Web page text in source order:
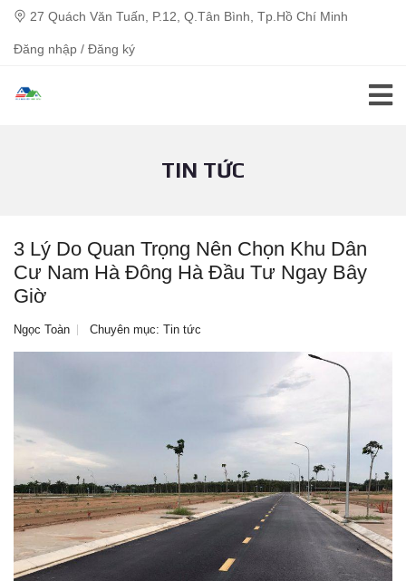
27 Quách Văn Tuấn, P.12, Q.Tân Bình, Tp.Hồ Chí Minh
Đăng nhập / Đăng ký
TIN TỨC
3 Lý Do Quan Trọng Nên Chọn Khu Dân
Cư Nam Hà Đông Hà Đầu Tư Ngay Bây
Giờ
Ngọc Toàn Chuyên mục: Tin tức